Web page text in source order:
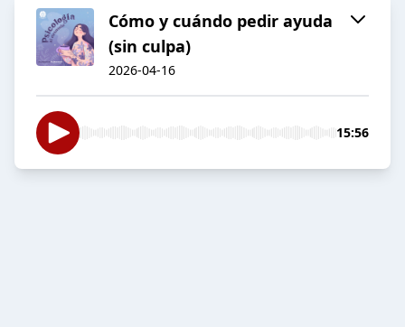
Cómo y cuándo pedir ayuda
(sin culpa)
2026-04-16
15:56